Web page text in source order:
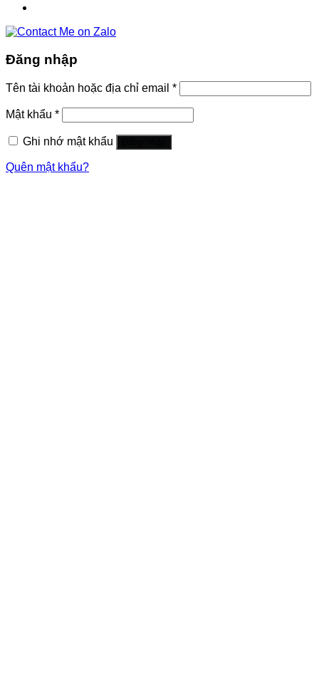
Đăng nhập
Tên tài khoản hoặc địa chỉ email *
Mật khẩu *
Ghi nhớ mật khẩu
Quên mật khẩu?